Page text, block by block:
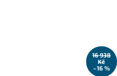
16 938
Kč
–16 %